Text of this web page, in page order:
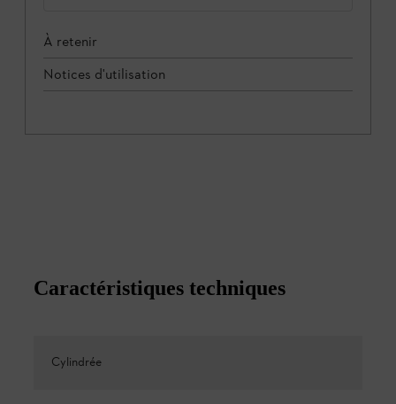
À retenir
Notices d'utilisation
Caractéristiques techniques
Cylindrée